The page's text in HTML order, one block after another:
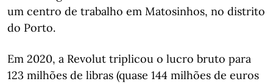
um centro de trabalho em Matosinhos, no distrito
do Porto.
Em 2020, a Revolut triplicou o lucro bruto para
123 milhões de libras (quase 144 milhões de euros